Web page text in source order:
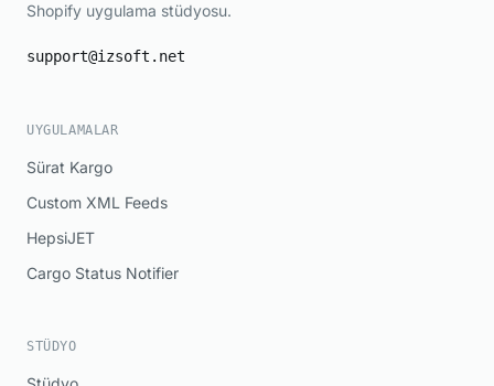
Shopify uygulama stüdyosu.
support@izsoft.net
UYGULAMALAR
Sürat Kargo
Custom XML Feeds
HepsiJET
Cargo Status Notifier
STÜDYO